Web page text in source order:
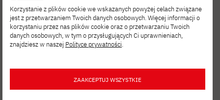
Oficjalne otwarcie kursów IT dla obywateli
Ukrainy!
Korzystanie z plików cookie we wskazanych powyżej celach związane
jest z przetwarzaniem Twoich danych osobowych. Więcej informacji o
korzystaniu przez nas plików cookie oraz o przetwarzaniu Twoich
danych osobowych, w tym o przysługujących Ci uprawnieniach,
znajdziesz w naszej Polityce prywatności.
ZAAKCEPTUJ WSZYSTKIE